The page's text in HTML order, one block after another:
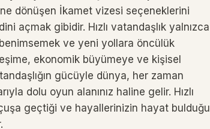
dönüşen İkamet vizesi seçeneklerini
açmak gibidir. Hızlı vatandaşlık yalnızca
ve yeni yollara öncülük
ekonomik büyümeye ve kişisel
gücüyle dünya, her zaman
dolu oyun alanınız haline gelir. Hızlı
geçtiği ve hayallerinizin hayat bulduğu